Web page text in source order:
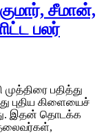
சீமான்,
பலர்
பதித்து
புதிய கிளையைச்
இதன் தொடக்க